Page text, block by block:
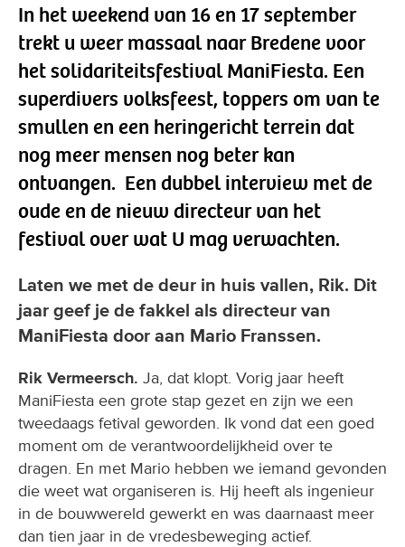
In het weekend van 16 en 17 september
trekt u weer massaal naar Bredene voor
het solidariteitsfestival ManiFiesta. Een
superdivers volksfeest, toppers om van te
smullen en een heringericht terrein dat
nog meer mensen nog beter kan
ontvangen. Een dubbel interview met de
oude en de nieuw directeur van het
festival over wat U mag verwachten.
Laten we met de deur in huis vallen, Rik. Dit
jaar geef je de fakkel als directeur van
ManiFiesta door aan Mario Franssen.
Rik Vermeersch. Ja, dat klopt. Vorig jaar heeft
ManiFiesta een grote stap gezet en zijn we een
tweedaags fetival geworden. Ik vond dat een goed
moment om de verantwoordelijkheid over te
dragen. En met Mario hebben we iemand gevonden
die weet wat organiseren is. Hij heeft als ingenieur
in de bouwwereld gewerkt en was daarnaast meer
dan tien jaar in de vredesbeweging actief.